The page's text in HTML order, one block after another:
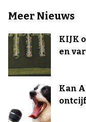
Meer Nieuws
KIJK
en
Kan